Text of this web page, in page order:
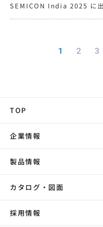
SEMICON India 2025 に
1 2 3
TOP
企業情報
製品情報
カタログ・図面
採用情報